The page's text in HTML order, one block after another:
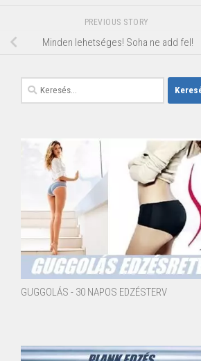
PREVIOUS STORY
Minden lehetséges! Soha ne add fel!
Keresés:
GUGGOLÁS - 30 NAPOS EDZÉSTERV